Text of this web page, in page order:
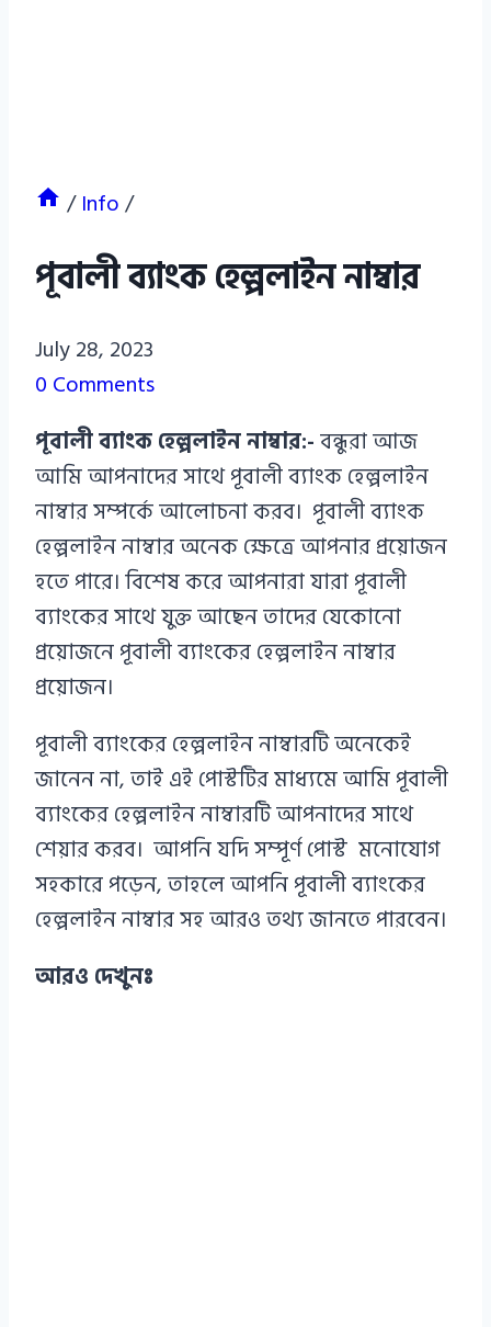
/ Info/
পূবালী ব্যাংক হেল্পলাইন নাম্বার
Azizul
Haque
Azizul
Haque
July 28, 2023
0 Comments
পূবালী ব্যাংক হেল্পলাইন নাম্বার:-বন্ধুরা আজ
আমি আপনাদের সাথে পূবালী ব্যাংক হেল্পলাইন
নাম্বার সম্পর্কে আলোচনা করব। পূবালী ব্যাংক
হেল্পলাইন নাম্বার অনেক ক্ষেত্রে আপনার প্রয়োজন
হতে পারে। বিশেষ করে আপনারা যারা পূবালী
ব্যাংকের সাথে যুক্ত আছেন তাদের যেকোনো
প্রয়োজনে পূবালী ব্যাংকের হেল্পলাইন নাম্বার
প্রয়োজন।
পূবালী ব্যাংকের হেল্পলাইন নাম্বারটি অনেকেই
জানেন না, তাই এই পোস্টটির মাধ্যমে আমি পূবালী
ব্যাংকের হেল্পলাইন নাম্বারটি আপনাদের সাথে
শেয়ার করব। আপনি যদি সম্পূর্ণ পোস্ট মনোযোগ
সহকারে পড়েন, তাহলে আপনি পূবালী ব্যাংকের
হেল্পলাইন নাম্বার সহ আরও তথ্য জানতে পারবেন।
আরও দেখুনঃ